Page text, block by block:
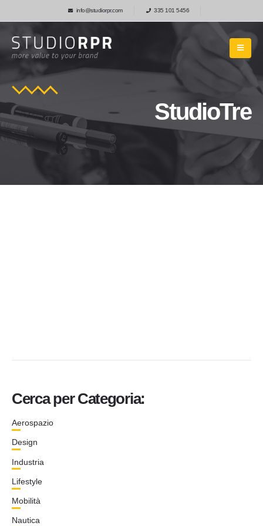
info@studiorpr.com 335 101 5456
StudioTre
Cerca per Categoria:
Aerospazio
Design
Industria
Lifestyle
Mobilità
Nautica